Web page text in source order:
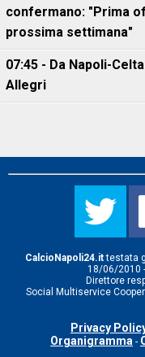
confermano: "Prima
prossima settimana"
07:45 - Da Napoli-
Allegri
CalcioNapoli24.ittestata
18/06/2010
Direttore
Social Multiservice
Privacy
Organigramma -